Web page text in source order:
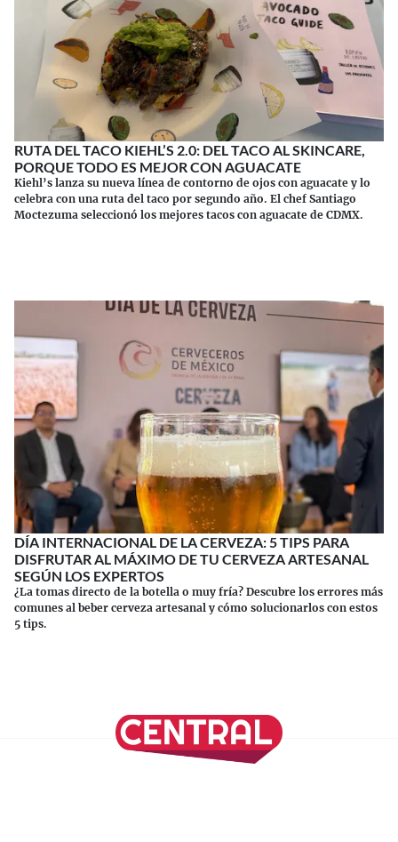
RUTA DEL TACO KIEHL’S 2.0: DEL TACO AL SKINCARE,
PORQUE TODO ES MEJOR CON AGUACATE
Kiehl’s lanza su nueva línea de contorno de ojos con aguacate y lo
celebra con una ruta del taco por segundo año. El chef Santiago
Moctezuma seleccionó los mejores tacos con aguacate de CDMX.
DÍA INTERNACIONAL DE LA CERVEZA: 5 TIPS PARA
DISFRUTAR AL MÁXIMO DE TU CERVEZA ARTESANAL
SEGÚN LOS EXPERTOS
¿La tomas directo de la botella o muy fría? Descubre los errores más
comunes al beber cerveza artesanal y cómo solucionarlos con estos
5 tips.